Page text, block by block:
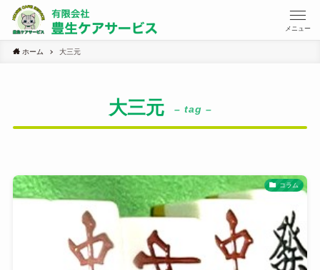
メニュー
ホーム 大三元
大三元 – tag –
コラム